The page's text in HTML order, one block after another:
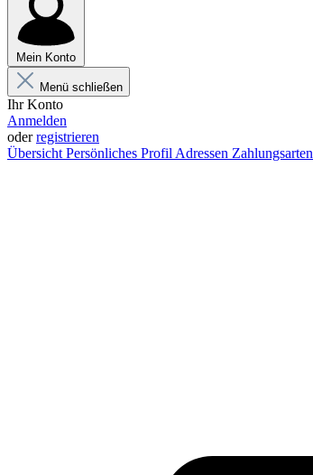
Mein Konto
Menü schließen
Ihr Konto
Anmelden
oderregistrieren
Übersicht Persönliches Profil Adressen Zahlungsarten